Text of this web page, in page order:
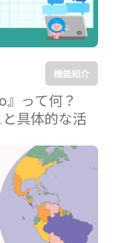
機能紹介
って何？
具体的な活